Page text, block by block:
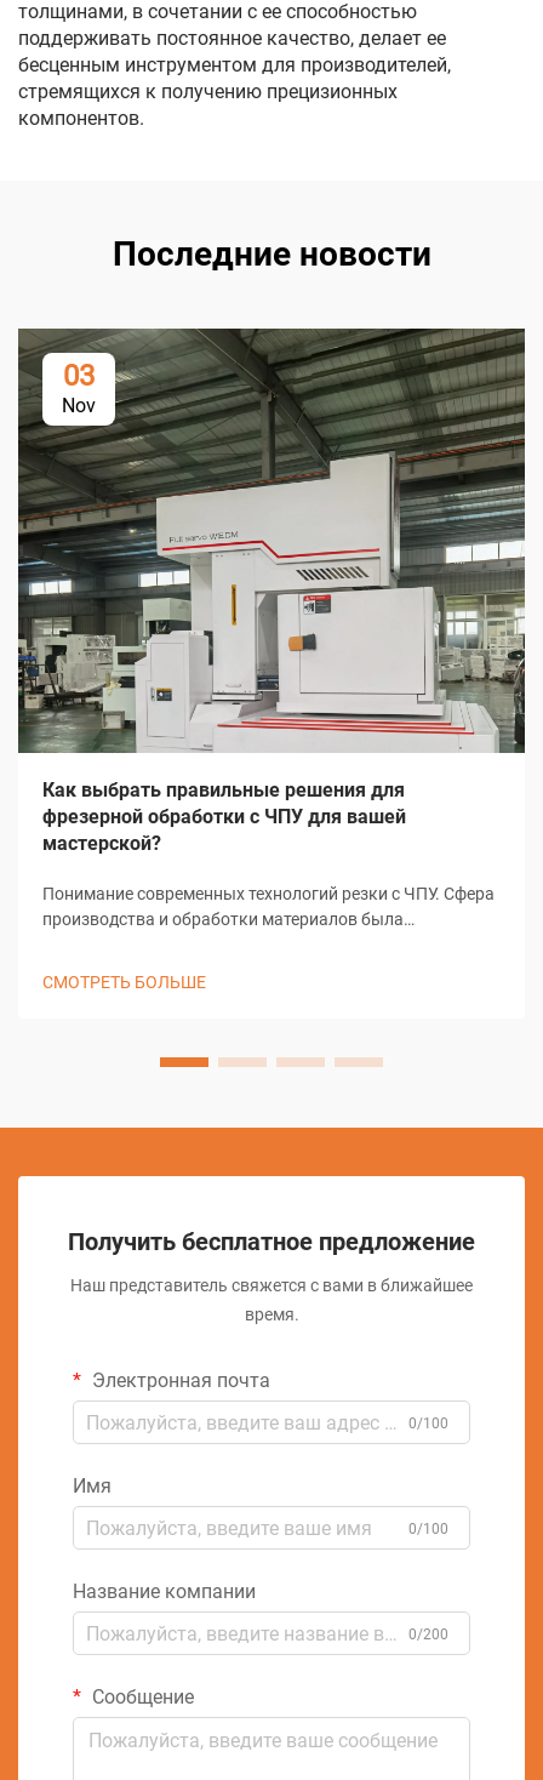
толщинами, в сочетании с ее способностью
поддерживать постоянное качество, делает ее
бесценным инструментом для производителей,
стремящихся к получению прецизионных
компонентов.
Последние новости
03
Nov
Как выбрать правильные решения для
фрезерной обработки с ЧПУ для вашей
мастерской?
Понимание современных технологий резки с ЧПУ. Сфера
производства и обработки материалов была
СМОТРЕТЬ БОЛЬШЕ
Получить бесплатное предложение
Наш представитель свяжется с вами в ближайшее
время.
Электронная почта
0/100
Имя
0/100
Название компании
0/200
Сообщение